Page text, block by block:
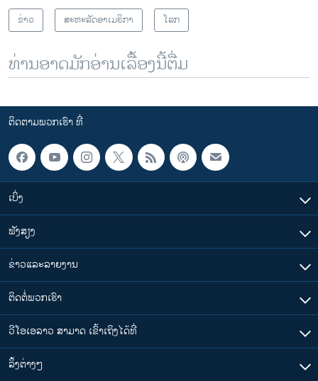
ຂ່າວ
ສະຫະລັດອາເມຣິກາ ໂລກ
ທ່ານອາດມັກອ່ານເລື້ອງນີ້ຕື່ມ
ຕິດຕາມພວກເຮົາ ທີ່
ເບິ່ງ
ຟັງສຽງ
ຂ່າວແລະລາຍງານ
ຕິດຕໍ່ພວກເຮົາ
ວີໂອເອລາວ ສາມາດ ເຂົ້າເຖິງໄດ້ທີ່
​ລິ້ງ​ຕ່າງໆ